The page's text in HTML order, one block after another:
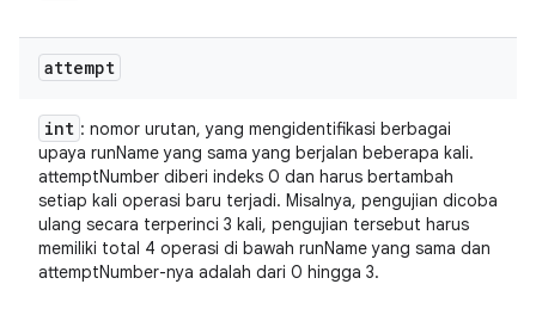
attempt
int : nomor urutan, yang mengidentifikasi berbagai
upaya runName yang sama yang berjalan beberapa kali.
attemptNumber diberi indeks 0 dan harus bertambah
setiap kali operasi baru terjadi. Misalnya, pengujian dicoba
ulang secara terperinci 3 kali, pengujian tersebut harus
memiliki total 4 operasi di bawah runName yang sama dan
attemptNumber-nya adalah dari 0 hingga 3.